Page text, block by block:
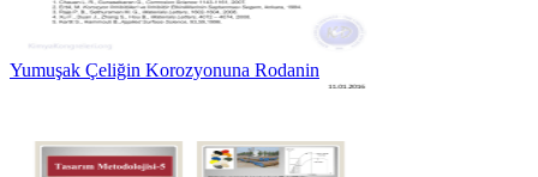
Yumuşak Çeliğin Korozyonuna Rodanin